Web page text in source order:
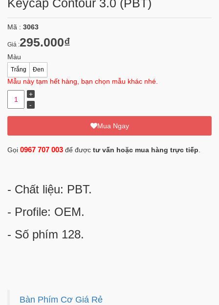
Keycap Contour 3.0 (PBT)
Mã : 3063
Giá :295.000₫
Màu
Trắng Đen
Mẫu này tạm hết hàng, bạn chọn mẫu khác nhé.
Mua Ngay
Gọi 0967 707 003 để được tư vấn hoặc mua hàng trực tiếp
- Chất liệu: PBT.
- Profile: OEM.
- Số phím 128.
Bàn Phím Cơ Giá Rẻ